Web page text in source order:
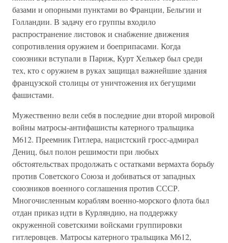
базами и опорными пунктами во Франции, Бельгии и
Голландии. В задачу его группы входило
распространение листовок и снабжение движения
сопротивления оружием и боеприпасами. Когда
союзники вступали в Париж, Курт Хелькер был среди
тех, кто с оружием в руках защищал важнейшие здания
французской столицы от уничтожения их бегущими
фашистами.
Мужественно вели себя в последние дни второй мировой
войны матросы-антифашисты катерного тральщика
М612. Преемник Гитлера, нацистский гросс-адмирал
Дениц, был полон решимости при любых
обстоятельствах продолжать с остатками вермахта борьбу
против Советского Союза и добиваться от западных
союзников военного соглашения против СССР.
Многочисленным кораблям военно-морского флота был
отдан приказ идти в Курляндию, на поддержку
окруженной советскими войсками группировки
гитлеровцев. Матросы катерного тральщика М612,